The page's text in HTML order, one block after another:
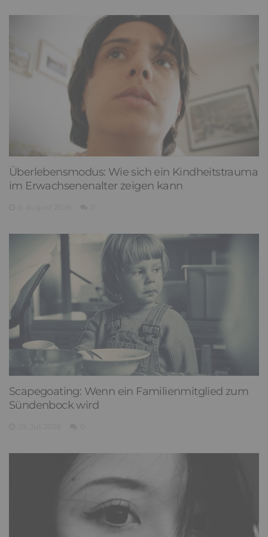
Überlebensmodus: Wie sich ein Kindheitstrauma
im Erwachsenenalter zeigen kann
Scapegoating: Wenn ein Familienmitglied zum
Sündenbock wird